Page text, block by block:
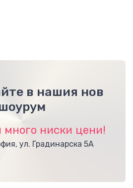
в нашия нов
много ниски цени!
ул. Градинарска 5А